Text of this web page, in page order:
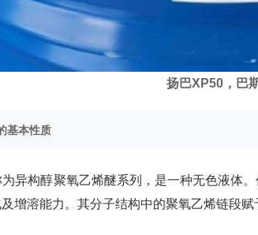
扬巴XP50 ， 巴
基本性质
异构醇聚氧乙烯醚系列，是一种无色液体
增溶能力。其分子结构中的聚氧乙烯链段